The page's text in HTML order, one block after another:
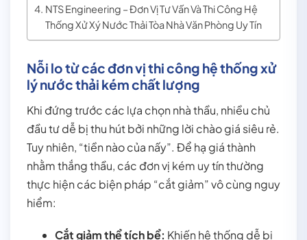
NTS Engineering – Đơn Vị Tư Vấn Và Thi Công Hệ
Thống Xử Xý Nước Thải Tòa Nhà Văn Phòng Uy Tín
Nỗi lo từ các đơn vị thi công hệ thống xử
lý nước thải kém chất lượng
Khi đứng trước các lựa chọn nhà thầu, nhiều chủ
đầu tư dễ bị thu hút bởi những lời chào giá siêu rẻ.
Tuy nhiên, “tiền nào của nấy”. Để hạ giá thành
nhằm thắng thầu, các đơn vị kém uy tín thường
thực hiện các biện pháp “cắt giảm” vô cùng nguy
hiểm:
Cắt giảm thể tích bể: Khiến hệ thống dễ bị